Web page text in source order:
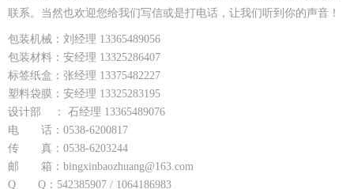
联系。当然也欢迎您给我们写信或是打电话，让我们听到你的声音！
包装机械：刘经理 13365489056
包装材料：安经理 13325286407
标签纸盒：张经理 13375482227
塑料袋膜：安经理 13325283195
设计部 ： 石经理 13365489076
电 话：0538-6200817
传 真：0538-6203244
邮 箱：bingxinbaozhuang@163.com
Q Q：542385907 / 1064186983